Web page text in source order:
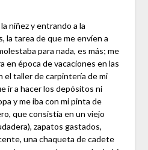
niñez y entrando a la
la tarea de que me envíen a
para nada, es más; me
en época de vacaciones en las
el taller de carpintería de mi
ir a hacer los depósitos ni
y me iba con mi pinta de
que consistía en un viejo
zapatos gastados,
una chaqueta de cadete